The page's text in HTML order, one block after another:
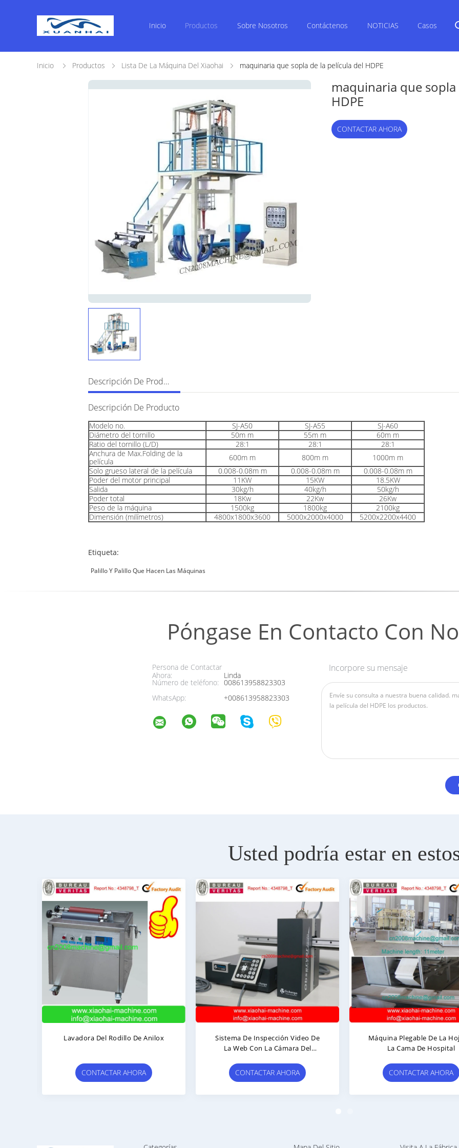
Inicio Productos Sobre Nosotros Contáctenos NOTICIAS Casos
Inicio Productos Lista De La Máquina Del Xiaohai maquinaria que sopla de la película del HDPE
maquinaria que
HDPE
CONTACTAR AHORA
Descripción De Producto
Descripción De Producto
Modelo no. SJ-A50 SJ-A55
SJ-A60
Diámetro del tornillo
50m m 55m m
60m m
Ratio del tornillo (L/D)
28:1 28:1
28:1
Anchura de Max.Folding de la
película
600m m 800m m
1000m m
Solo grueso lateral de la película
0.008-0.08m m 0.008-0.08m m
0.008-0.08m m
Poder del motor principal
11KW 15KW
18.5KW
Salida
30kg/h 40kg/h
50kg/h
Poder total
18Kw 22Kw
26Kw
Peso de la máquina
1500kg 1800kg
2100kg
Dimensión (milímetros)
4800x1800x3600 5000x2000x4000 5200x2200x4400
Etiqueta:
Palillo Y Palillo Que Hacen Las Máquinas
Póngase En Contacto Con
Persona de Contactar
Ahora:
Linda
Número de teléfono: 008613958823303
WhatsApp:
+008613958823303
Incorpore su mensaje
Usted podría estar en
Lavadora Del Rodillo De Anilox
CONTACTAR AHORA
Sistema De Inspección Video De
La Web Con La Cámara Del
Flexo
CONTACTAR AHORA
Máquina Plegable De La Hoja De
La Cama De Hospital
CONTACTAR AHORA